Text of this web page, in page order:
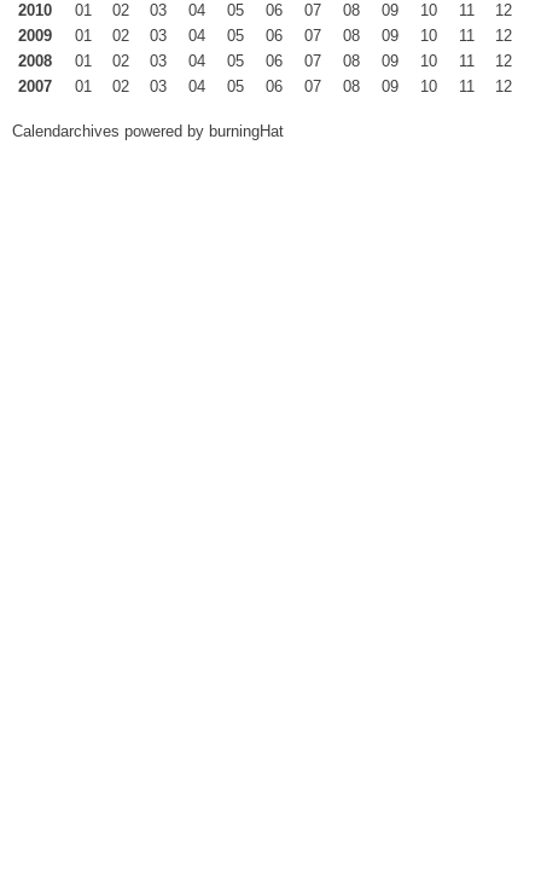
2010
01 02 03 04 05 06 07 08 09 10 11
12
2009
01 02 03 04 05 06 07 08 09 10 11
12
2008
01 02 03 04 05 06 07 08 09 10 11
12
2007
01 02 03 04 05 06 07 08 09 10 11 12
Calendarchives powered by burningHat